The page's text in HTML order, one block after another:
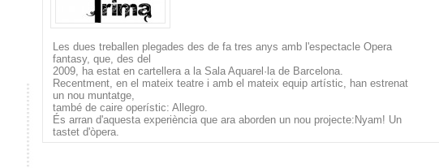
Les dues treballen plegades des de fa tres anys amb l'espectacle Opera
fantasy, que, des del
2009, ha estat en cartellera a la Sala Aquarel·la de Barcelona.
Recentment, en el mateix teatre i amb el mateix equip artístic, han estrenat
un nou muntatge,
també de caire operístic: Allegro.
És arran d'aquesta experiència que ara aborden un nou projecte:Nyam! Un
tastet d'òpera.